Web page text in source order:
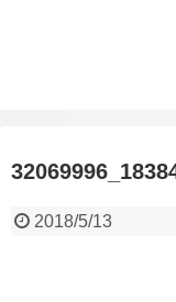
2018/5/13